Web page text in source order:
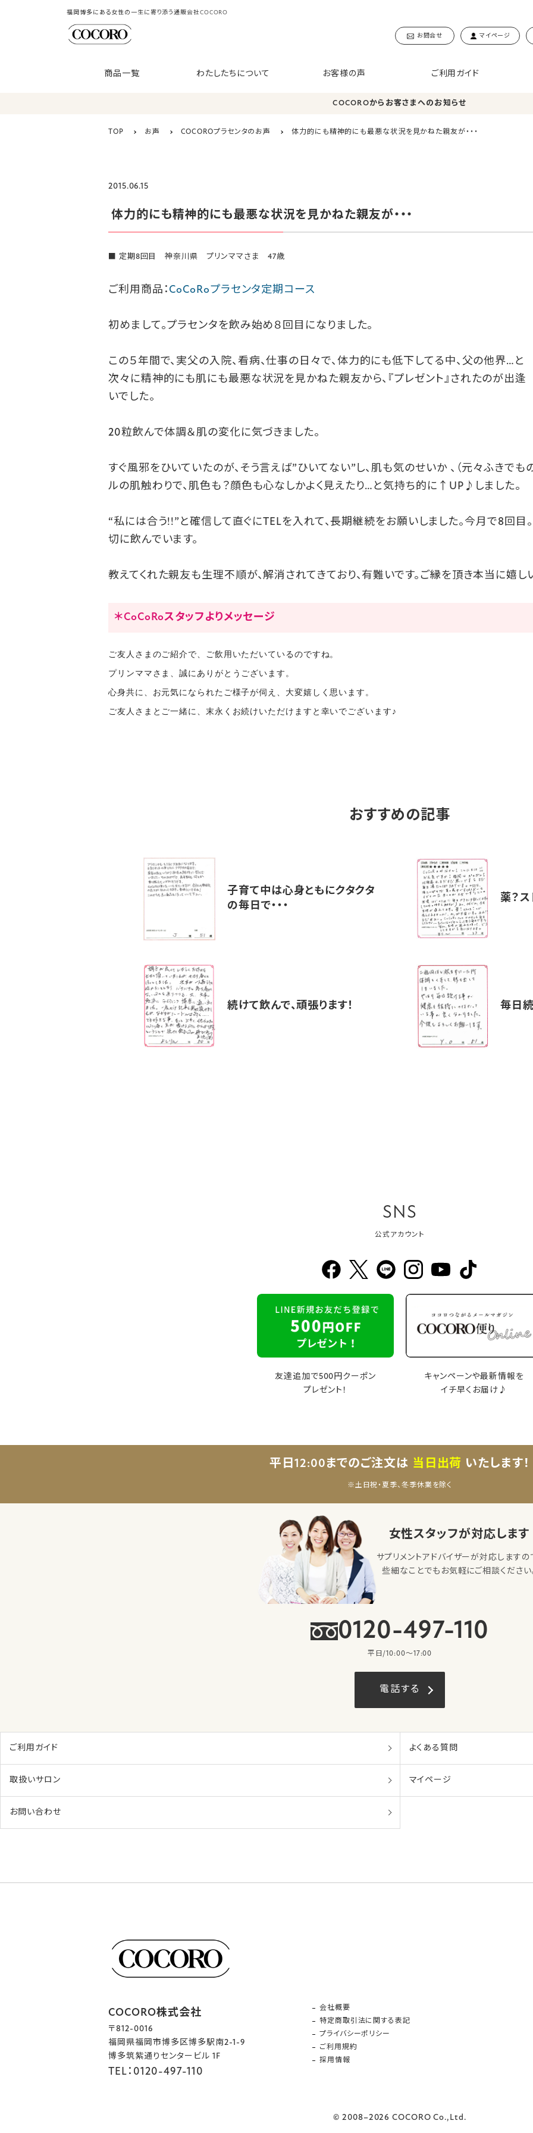
福岡博多にある女性の一生に寄り添う通販会社COCORO
お問合せ マイページ
商品一覧 わたしたちについて お客様の声 ご利用ガイド
COCOROからお客さまへのお知らせ
TOP お声 COCOROプラセンタのお声 体力的にも精神的にも最悪な状況を見かねた親友が・・・
2015.06.15
体力的にも精神的にも最悪な状況を見かねた親友が・・・
■ 定期8回目 神奈川県 プリンママさま 47歳
ご利用商品： CoCoRoプラセンタ定期コース
初めまして。プラセンタを飲み始め８回目になりました。
この５年間で、 実父の入院、看病、仕事の日々で、体力的にも低下してる中、父の他界…と
次々に精神的にも肌にも最悪な状況を見かねた親友から、『プレゼント』されたのが出逢
いでした。
20粒飲んで体調＆肌の変化に気づきました。
すぐ風邪をひいていたのが、そう言えば”ひいてない”し、肌も気のせいか 、（元々ふきでも
ルの肌触わりで、肌色も？顔色も心なしかよく見えたり…と気持ち的に↑UP♪しました。
“私には合う!!”と確信して直ぐにTELを入れて、長期継続をお願いしました。今月で8回目
切に飲んでいます。
教えてくれた親友も生理不順が、解消されてきており、有難いです。ご縁を頂き本当に嬉し
＊CoCoRoスタッフよりメッセージ
ご友人さまのご紹介で、ご飲用いただいているのですね。
プリンママさま、誠にありがとうございます。
心身共に、お元気になられたご様子が伺え、大変嬉しく思います。
ご友人さまとご一緒に、末永くお続けいただけますと幸いでございます♪
おすすめの記事
子育て中は心身ともにクタクタ
の毎日で・・・
薬？
続けて飲んで、頑張ります！ 毎日
SNS
公式アカウント
友達追加で500円クーポン
プレゼント！
キャンペーンや最新情報を
イチ早くお届け♪
平日12:00までのご注文は 当日出荷 いたします！
※土日祝・夏季、冬季休業を除く
女性スタッフが対応します
サプリメントアドバイザーが対応しますの
些細なことでもお気軽にご相談ください
0120-497-110
平日/10:00〜17:00
電話する
ご利用ガイド よくある質問
取扱いサロン マイページ
お問い合わせ
COCORO株式会社
〒812-0016
福岡県福岡市博多区博多駅南2-1-9
博多筑紫通りセンタービル 1F
TEL：0120-497-110
会社概要
特定商取引法に関する表記
プライバシーポリシー
ご利用規約
採用情報
© 2008–2026 COCORO Co.,Ltd.